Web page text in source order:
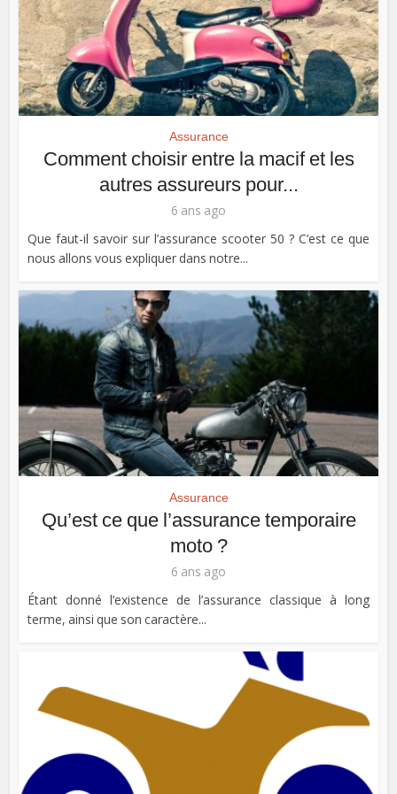
Assurance
Comment choisir entre la macif et les
autres assureurs pour...
6 ans ago
Que faut-il savoir sur l’assurance scooter 50 ? C’est ce que
nous allons vous expliquer dans notre...
Assurance
Qu’est ce que l’assurance temporaire
moto ?
6 ans ago
Étant donné l’existence de l’assurance classique à long
terme, ainsi que son caractère...